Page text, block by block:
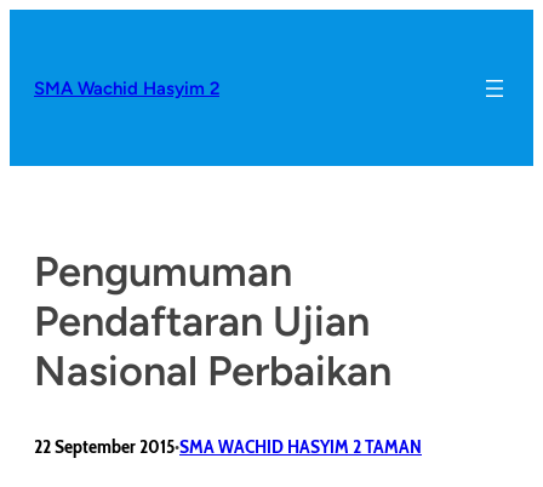
SMA Wachid Hasyim 2
Pengumuman
Pendaftaran Ujian
Nasional Perbaikan
22 September 2015•SMA WACHID HASYIM 2 TAMAN